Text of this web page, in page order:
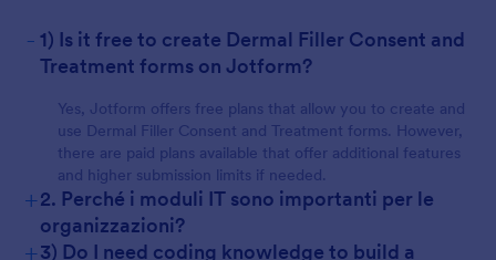
- 1) Is it free to create Dermal Filler Consent and
Treatment forms on Jotform?
Yes, Jotform offers free plans that allow you to create and
use Dermal Filler Consent and Treatment forms. However,
there are paid plans available that offer additional features
and higher submission limits if needed.
+2. Perché i moduli IT sono importanti per le
organizzazioni?
+3) Do I need coding knowledge to build a